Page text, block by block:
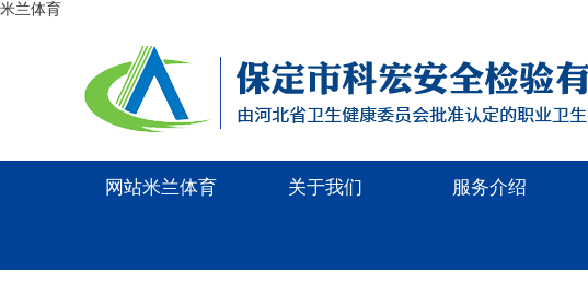
米兰体育
网站米兰体育 关于我们 服务介绍